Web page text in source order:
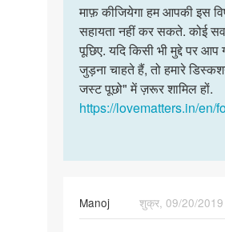
to
मैं
सेक्स
पाटनर
ढूँढ
रहा
Gopal
माफ़
कीजियेगा
हम
आपकी
इस
विषय…
माफ़ कीजियेगा हम आपकी इस
सहायता नहीं कर सकते. कोई
पूछिए. यदि किसी भी मुद्दे पर आप
जुड़ना चाहते हैं, तो हमारे
जस्ट पूछो" में ज़रूर शामिल हों.
https://lovematters.in/en/
Manoj
शुक्र, 09/20/